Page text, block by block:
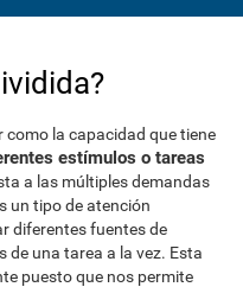
como la capacidad que tiene
estímulos o tareas
a las múltiples demandas
un tipo de atención
diferentes fuentes de
de una tarea a la vez. Esta
puesto que nos permite